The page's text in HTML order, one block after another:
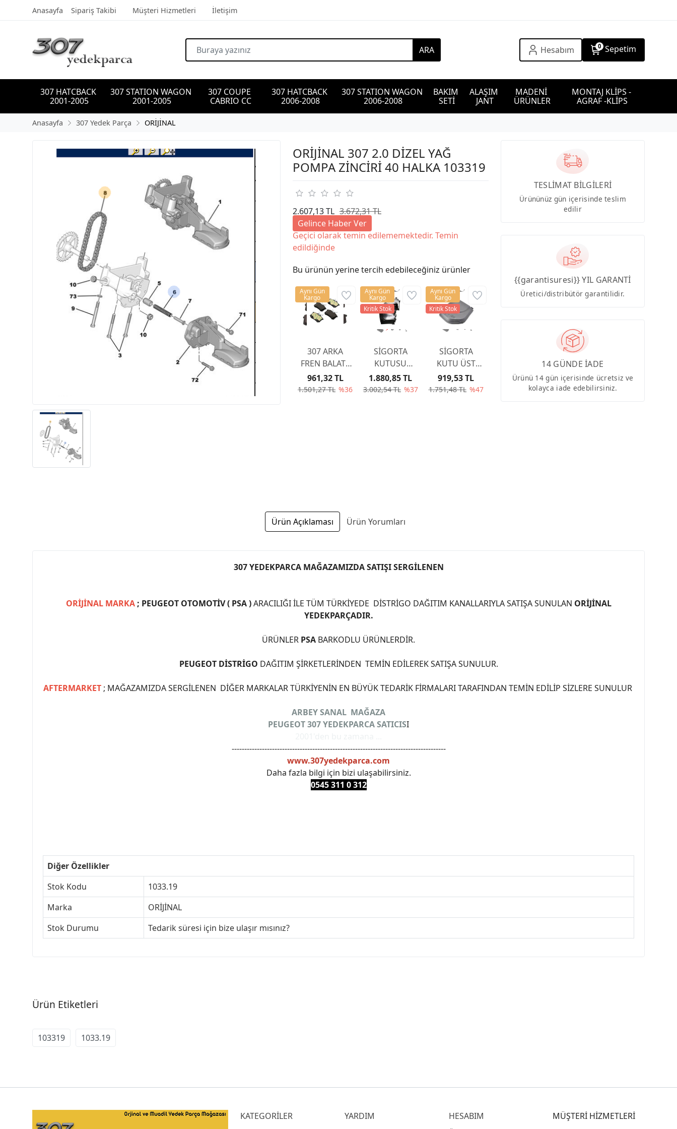
Anasayfa Sipariş Takibi Müşteri Hizmetleri İletişim
ARA Hesabım 0 Sepetim
307 HATCBACK
2001-2005
307 STATION WAGON
2001-2005
307 COUPE
CABRIO CC
307 HATCBACK
2006-2008
307 STATION WAGON
2006-2008
BAKIM
SETİ
ALAŞIM
JANT
MADENİ
ÜRÜNLER
MONTAJ KLİPS -
AGRAF -KLİPS
Anasayfa 307 Yedek Parça ORİJİNAL
ORİJİNAL 307 2.0 DİZEL YAĞ
POMPA ZİNCİRİ 40 HALKA 103319
2.607,13 TL 3.672,31 TL
Gelince Haber Ver
Geçici olarak temin edilememektedir. Temin
edildiğinde
Bu ürünün yerine tercih edebileceğiniz ürünler
307 ARKA
FREN BALATA
307 YAYLI TİP
2001-2007
1.501,27 TL %36
961,32 TL
Aynı Gün
Kargo
SİGORTA
KUTUSU
KAPAĞI
6500CC
3.002,54 TL %37
1.880,85 TL
Aynı Gün
Kargo
Kritik Stok
SİGORTA
KUTU ÜST
KAPAĞI
6500CA
1.751,48 TL %47
919,53 TL
Aynı Gün
Kargo
Kritik Stok
TESLİMAT BİLGİLERİ
Ürününüz gün içerisinde teslim
edilir
{{garantisuresi}} YIL GARANTİ
Üretici/distribütör garantilidir.
14 GÜNDE İADE
Ürünü 14 gün içerisinde ücretsiz ve
kolayca iade edebilirsiniz.
Ürün Açıklaması Ürün Yorumları
307 YEDEKPARCA MAĞAZAMIZDA SATIŞI SERGİLENEN
ORİJİNAL MARKA; PEUGEOT OTOMOTİV ( PSA )ARACILIĞI İLE TÜM TÜRKİYEDE DİSTRİGO DAĞITIM KANALLARIYLA SATIŞA SUNULAN ORİJİNAL
YEDEKPARÇADIR.
ÜRÜNLER PSA BARKODLU ÜRÜNLERDİR.
PEUGEOT DİSTRİGO DAĞITIM ŞİRKETLERİNDEN TEMİN EDİLEREK SATIŞA SUNULUR.
AFTERMARKET ; MAĞAZAMIZDA SERGİLENEN DİĞER MARKALAR TÜRKİYENİN EN BÜYÜK TEDARİK FİRMALARI TARAFINDAN TEMİN EDİLİP SİZLERE SUNULUR
ARBEY SANAL MAĞAZA
PEUGEOT 307 YEDEKPARCA SATICISI
-------------------------------------------------------------------------------------
www.307yedekparca.com
Daha fazla bilgi için bizi ulaşabilirsiniz.
0545 311 0 312
Diğer Özellikler
Stok Kodu
1033.19
Marka
ORİJİNAL
Stok Durumu
Tedarik süresi için bize ulaşır mısınız?
Ürün Etiketleri
103319 1033.19
KATEGORİLER YARDIM HESABIM MÜŞTERİ HİZMETLERİ